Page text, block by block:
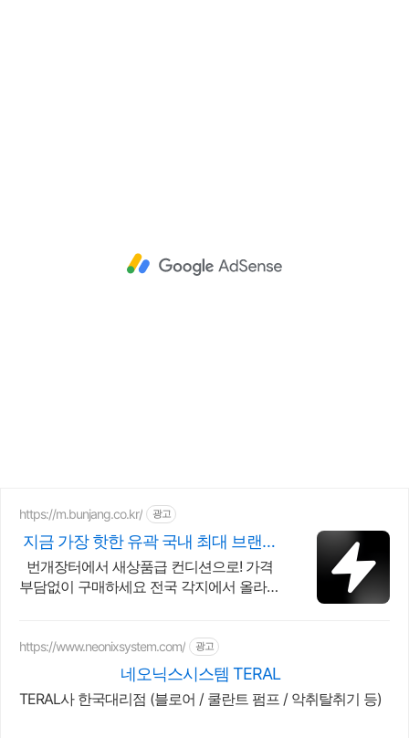
https://m.bunjang.co.kr/ 광고
지금 가장 핫한 유곽 국내 최대 브랜드
중고거래
번개장터에서 새상품급 컨디션으로! 가격
부담없이 구매하세요 전국 각지에서 올라오
https://www.neonixsystem.com/ 광고
네오닉스시스템 TERAL
TERAL사 한국대리점 (블로어 / 쿨란트 펌프 / 악취탈취기 등)